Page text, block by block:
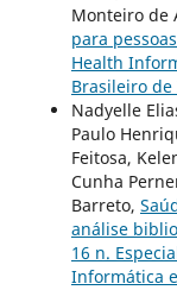
Monteiro de
para
Health
Brasileiro
Nadyelle
Paulo
Feitosa,
Cunha
Barreto,
análise
16 n.
Informática